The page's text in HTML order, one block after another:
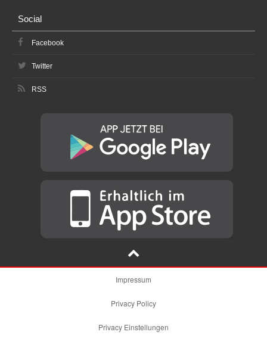
Social
Facebook
Twitter
RSS
Impressum
Privacy Policy
Privacy Einstellungen